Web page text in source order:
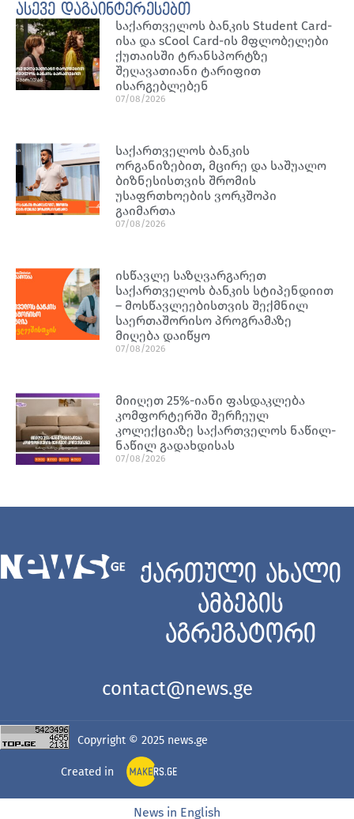
ასევე დაგაინტერესებთ
საქართველოს ბანკის Student Card-
ისა და sCool Card-ის მფლობელები
ქუთაისში ტრანსპორტზე
შეღავათიანი ტარიფით
ისარგებლებენ
07/08/2026
საქართველოს ბანკის
ორგანიზებით, მცირე და საშუალო
ბიზნესისთვის შრომის
უსაფრთხოების ვორკშოპი
გაიმართა
07/08/2026
ისწავლე საზღვარგარეთ
საქართველოს ბანკის სტიპენდიით
– მოსწავლეებისთვის შექმნილ
საერთაშორისო პროგრამაზე
მიღება დაიწყო
07/08/2026
მიიღეთ 25%-იანი ფასდაკლება
კომფორტერში შერჩეულ
კოლექციაზე საქართველოს ნაწილ-
ნაწილ გადახდისას
07/08/2026
ქართული ახალი
ამბების
აგრეგატორი
contact@news.ge
Copyright © 2025 news.ge
Created in
News in English